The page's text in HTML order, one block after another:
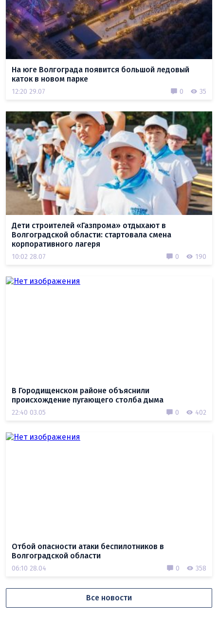
На юге Волгограда появится большой ледовый
каток в новом парке
12:20 29.07 0 35
Дети строителей «Газпрома» отдыхают в
Волгоградской области: стартовала смена
корпоративного лагеря
10:02 28.07 0 190
В Городищенском районе объяснили
происхождение пугающего столба дыма
22:40 03.05 0 402
Отбой опасности атаки беспилотников в
Волгоградской области
06:10 28.04 0 358
Все новости